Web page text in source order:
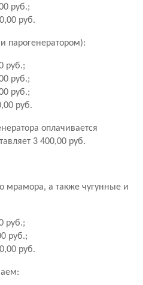
руб.;
руб.
парогенератором):
руб.;
руб.;
руб.;
руб.
оплачивается
3 400,00 руб.
мрамора, а также чугунные и
руб.;
руб.;
руб.